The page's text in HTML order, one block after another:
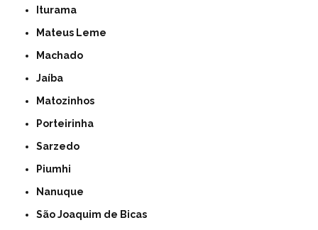
Iturama
Mateus Leme
Machado
Jaíba
Matozinhos
Porteirinha
Sarzedo
Piumhi
Nanuque
São Joaquim de Bicas